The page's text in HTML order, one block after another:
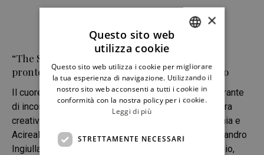
“The Sanpellegrino Table”: Catania e Acireale
pronte ad accogliere i prossimi incontri di gusto
Il cuore dell’Etna diventa protagonista del ciclo itinerante
di incontri “The Sanpellegrino Table” con tre serate tra
creatività locale e contaminazione d’autore fra Catania e
Acireale, pronte ad accogliere gli chef stellati Alessandro
Ingiulla, Pierluigi Gallo e Francesco Patti. Il 28 maggio,
ENGLISH
×
Questo sito web
utilizza cookie
Questo sito web utilizza i cookie per migliorare
la tua esperienza di navigazione. Utilizzando il
nostro sito web acconsenti a tutti i cookie in
conformità con la nostra policy per i cookie.
Leggi di più
STRETTAMENTE NECESSARI